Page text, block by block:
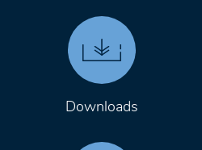
Downloads